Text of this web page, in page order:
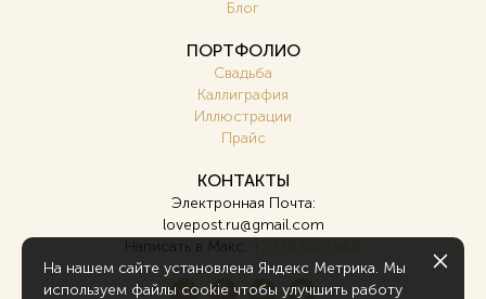
Блог
ПОРТФОЛИО
Свадьба
Каллиграфия
Иллюстрации
Прайс
КОНТАКТЫ
Электронная Почта:
lovepost.ru@gmail.com
Написать в Макс:
На нашем сайте установлена Яндекс Метрика. Мы
используем файлы cookie чтобы улучшить работу